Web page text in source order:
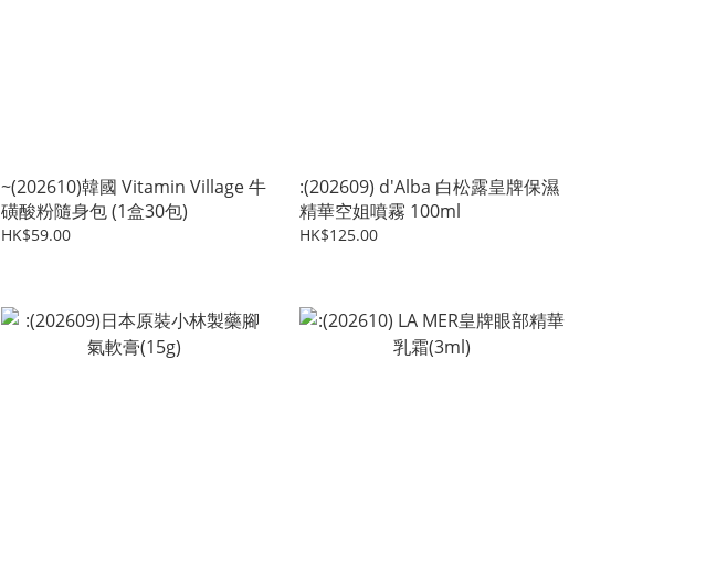
~(202610)韓國 Vitamin Village 牛
磺酸粉隨身包 (1盒30包)
HK$59.00
:(202609) d'Alba 白松露皇牌保濕
精華空姐噴霧 100ml
HK$125.00